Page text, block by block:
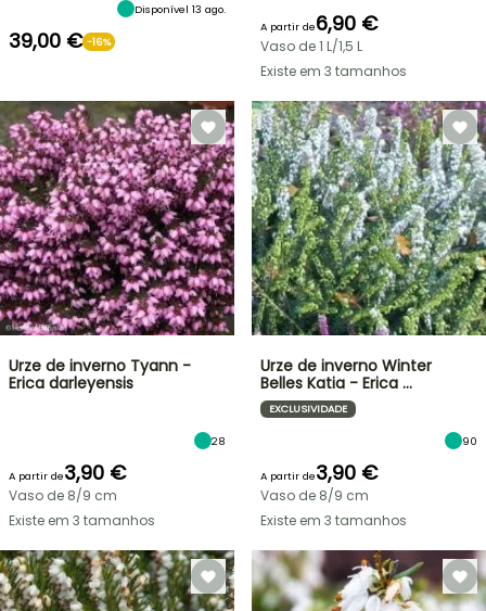
Disponível 13 ago.
39,00 € -16%
A partir de6,90 €
Vaso de 1 L/1,5 L
Existe em 3 tamanhos
Urze de inverno Tyann -
Erica darleyensis
28
A partir de3,90 €
Vaso de 8/9 cm
Existe em 3 tamanhos
Urze de inverno Winter
Belles Katia - Erica …
EXCLUSIVIDADE
90
A partir de3,90 €
Vaso de 8/9 cm
Existe em 3 tamanhos